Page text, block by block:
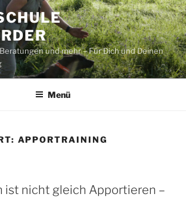
und mehr – Für Dich und Deinen
Menü
APPORTRAINING
ist nicht gleich Apportieren –